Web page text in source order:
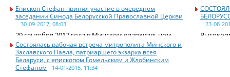
Главное управление образования Гомельского
Епископ Стефан принял участие в очередном
заседании Синода Белорусской Православной Церкви
30-09-2017, 08:03
29 сентября 2017 года в Минском епархиальном
23-08-
Состоялась рабочая встреча митрополита Минского и
Заславского Павла, патриаршего экзарха всея
Беларуси, с епископом Гомельским и Жлобинским
Стефаном
14-01-2015, 11:34